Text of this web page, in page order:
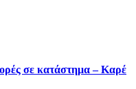
σε κατάστημα – Καρέ